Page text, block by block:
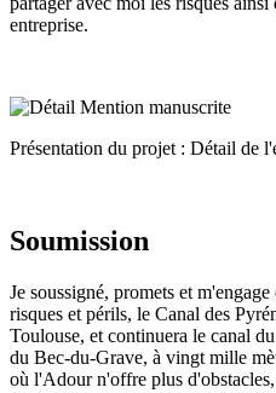
entreprise.
Présentation du projet : Détail de
Soumission
Je soussigné, promets et
risques et périls, le Canal des
Toulouse, et continuera le canal
du Bec-du-Grave, à vingt mille
où l'Adour n'offre plus